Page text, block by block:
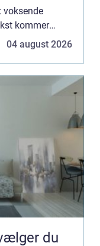
voksende
kommer
der kan
04 august 2026